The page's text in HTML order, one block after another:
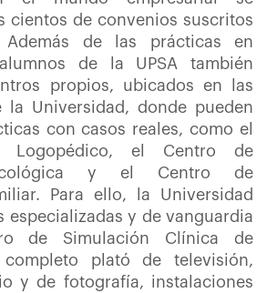
cientos de convenios suscritos
Además de las prácticas en
de la UPSA también
propios, ubicados en las
la Universidad, donde pueden
con casos reales, como el
Logopédico, el Centro de
y el Centro de
Para ello, la Universidad
especializadas y de vanguardia
de Simulación Clínica de
completo plató de televisión,
y de fotografía, instalaciones